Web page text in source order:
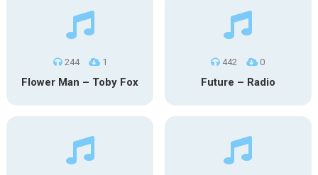
244 1
Flower Man – Toby Fox
442 0
Future – Radio